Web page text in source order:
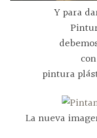
Y para
pintura
La nueva